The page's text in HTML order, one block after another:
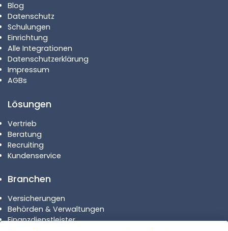
Blog
Datenschutz
Schulungen
Einrichtung
Alle Integrationen
Datenschutzerklärung
Impressum
AGBs
Lösungen
Vertrieb
Beratung
Recruiting
Kundenservice
Branchen
Versicherungen
Behörden & Verwaltungen
Finanzdienstleister